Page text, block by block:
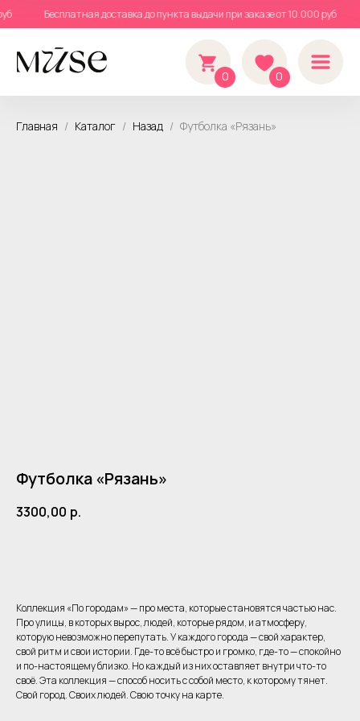
Бесплатная доставка до пункта выдачи при заказе от 10.000 руб
0
Главная Каталог Назад Футболка «Рязань»
Футболка «Рязань»
3300,00 р.
Коллекция «По городам» — про места, которые становятся частью нас.
Про улицы, в которых вырос, людей, которые рядом, и атмосферу,
которую невозможно перепутать. У каждого города — свой характер,
свой ритм и свои истории. Где-то всё быстро и громко, где-то — спокойно
и по-настоящему близко. Но каждый из них оставляет внутри что-то
своё. Эта коллекция — способ носить с собой место, к которому тянет.
Свой город. Своих людей. Свою точку на карте.
Клиентам
Детское фото
Для самых близких
Знаки Зодиака
Чек-лист путешественника
Одежда
Акции
Мерч